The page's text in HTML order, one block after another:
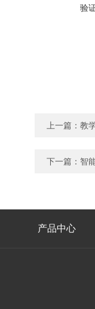
验
上一篇： 教
下一篇： 智
产品中心